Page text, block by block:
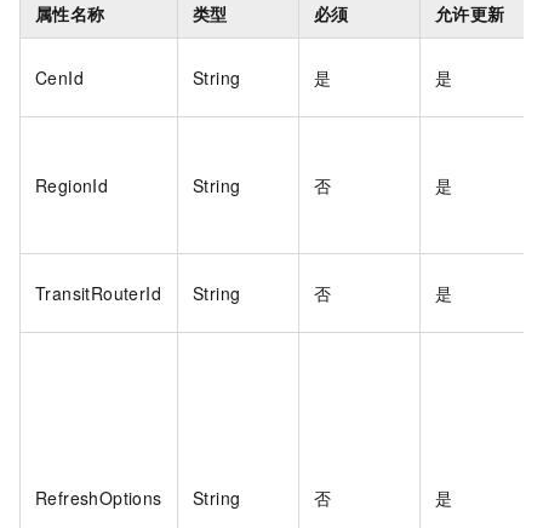
属性名称 类型 必须 允许更新
CenId String 是 是
RegionId String 否 是
TransitRouterId String 否 是
RefreshOptions String 否 是